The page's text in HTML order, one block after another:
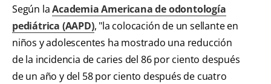
Según laAcademia Americana de odontología
pediátrica (AAPD), "la colocación de un sellante en
niños y adolescentes ha mostrado una reducción
de la incidencia de caries del 86 por ciento después
de un año y del 58 por ciento después de cuatro